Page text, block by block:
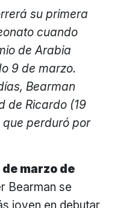
su primera
cuando
de Arabia
9 de marzo.
Bearman
de Ricardo (19
perduró por
marzo de
Bearman se
joven en debutar